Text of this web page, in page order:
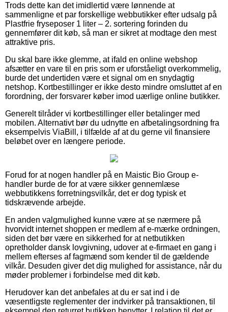
Trods dette kan det imidlertid være lønnende at
sammenligne et par forskellige webbutikker efter udsalg på
Plastfrie fryseposer 1 liter – 2. sortering forinden du
gennemfører dit køb, så man er sikret at modtage den mest
attraktive pris.
Du skal bare ikke glemme, at ifald en online webshop
afsætter en vare til en pris som er uforståeligt overkommelig,
burde det undertiden være et signal om en snydagtig
netshop. Kortbestillinger er ikke desto mindre omsluttet af en
forordning, der forsvarer køber imod uærlige online butikker.
Generelt tilråder vi kortbestillinger eller betalinger med
mobilen. Alternativt bør du udnytte en afbetalingsordning fra
eksempelvis ViaBill, i tilfælde af at du gerne vil finansiere
beløbet over en længere periode.
Forud for at nogen handler på en Maistic Bio Group e-
handler burde de for at være sikker gennemlæse
webbutikkens forretningsvilkår, det er dog typisk et
tidskrævende arbejde.
En anden valgmulighed kunne være at se nærmere på
hvorvidt internet shoppen er medlem af e-mærke ordningen,
siden det bør være en sikkerhed for at netbutikken
opretholder dansk lovgivning, udover at e-firmaet en gang i
mellem efterses af fagmænd som kender til de gældende
vilkår. Desuden giver det dig mulighed for assistance, når du
møder problemer i forbindelse med dit køb.
Herudover kan det anbefales at du er sat ind i de
væsentligste reglementer der indvirker på transaktionen, til